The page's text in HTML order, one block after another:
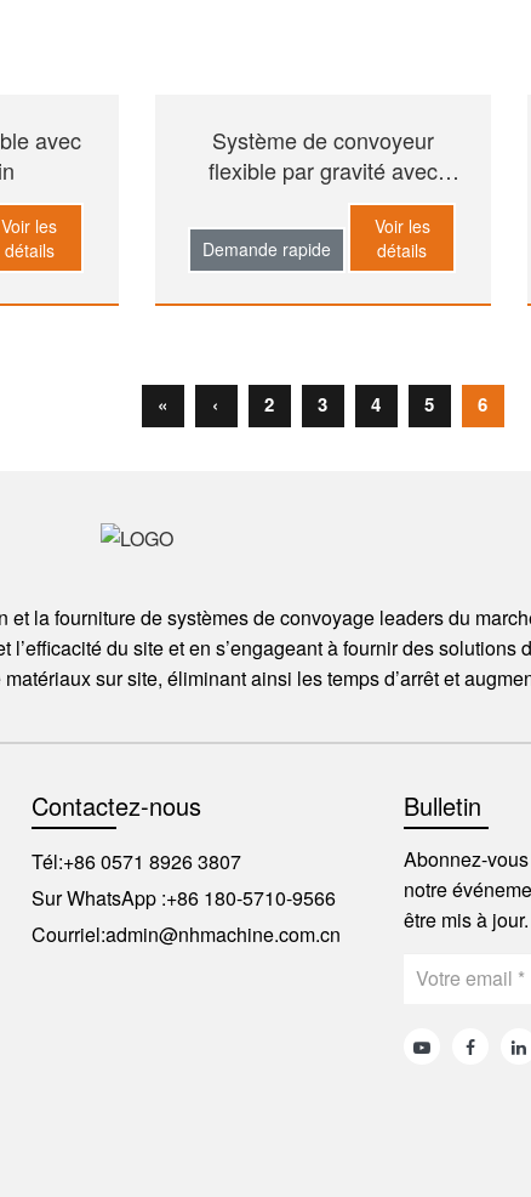
avec
Voir les
détails
Système de convoyeur
flexible par gravité avec
rouleau en PVC
Demande rapide
Voir les
détails
« ‹ 2 3 4 5 6
la fourniture de systèmes de convoyage leaders du
du site et en s’engageant à fournir des solutions
sur site, éliminant ainsi les temps d’arrêt et
Contactez-nous
Tél:+86 0571 8926 3807
Sur WhatsApp :+86 180-5710-9566
Courriel:admin@nhmachine.com.cn
Bulletin
Abonnez-
notre
être mis à jour.